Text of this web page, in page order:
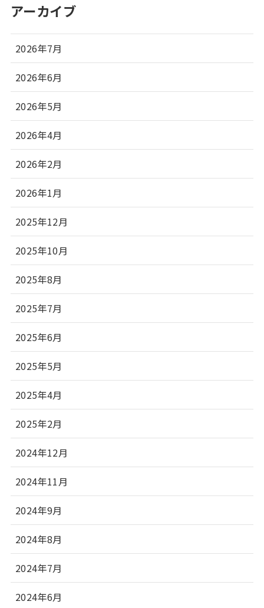
アーカイブ
2026年7月
2026年6月
2026年5月
2026年4月
2026年2月
2026年1月
2025年12月
2025年10月
2025年8月
2025年7月
2025年6月
2025年5月
2025年4月
2025年2月
2024年12月
2024年11月
2024年9月
2024年8月
2024年7月
2024年6月